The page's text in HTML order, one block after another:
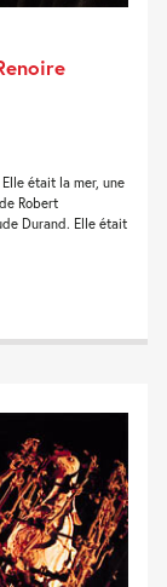
était la mer, une
Robert
Durand. Elle était